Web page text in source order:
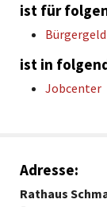
ist für
Bürgergeld
ist in
Jobcenter
Adresse:
Rathaus